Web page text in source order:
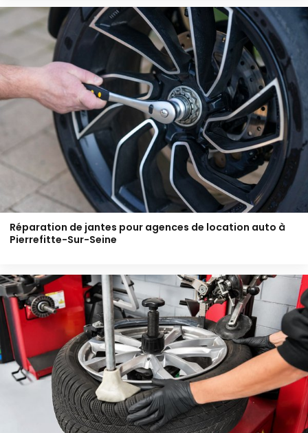
Réparation de jantes pour agences de location auto à
Pierrefitte-Sur-Seine